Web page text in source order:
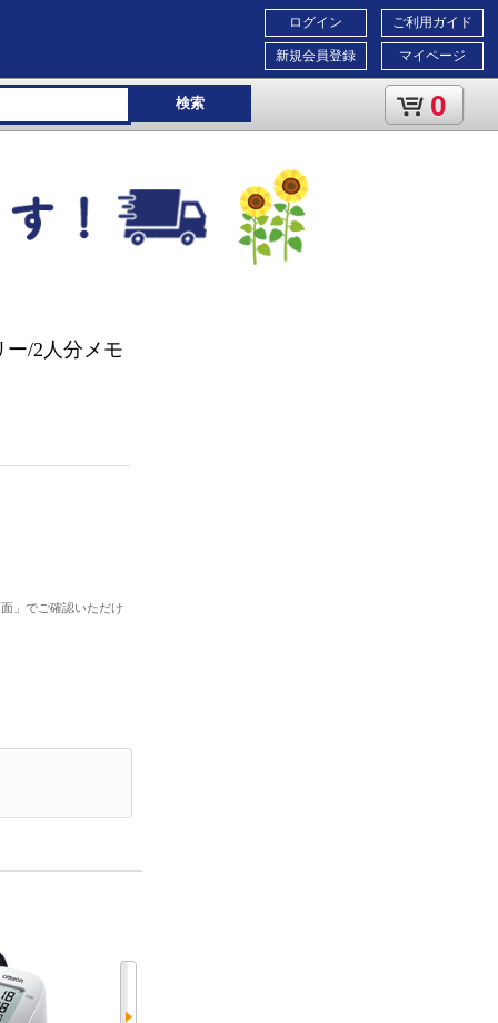
ご利用ガイド
マイページ
ログイン
新規会員登録
検索 0
ー/2人分メモ
」でご確認いただけ